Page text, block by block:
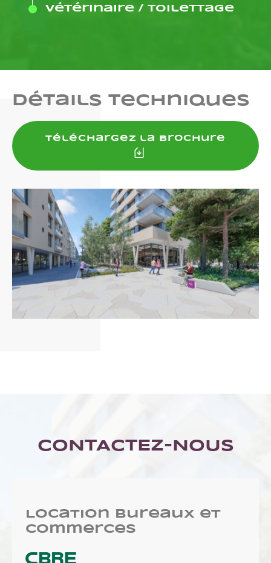
Vétérinaire / Toilettage
Détails techniques
Téléchargez la brochure
CONTACTEZ-NOUS
Location Bureaux et
commerces